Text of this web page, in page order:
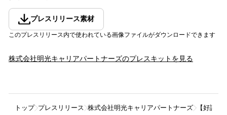
プレスリリース素材
このプレスリリース内で使われている画像ファイルがダウンロードできます
株式会社明光キャリアパートナーズのプレスキットを見る
トップ プレスリリース 株式会社明光キャリアパートナーズ 【好評